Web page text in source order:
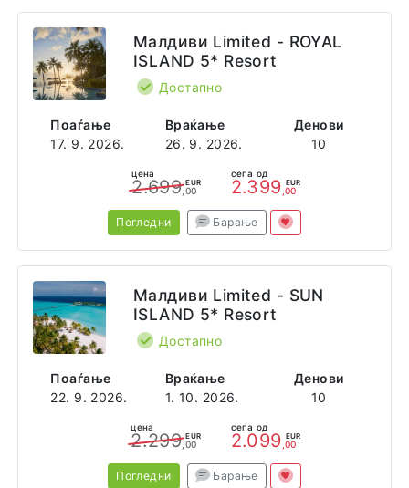
Поаѓање
17. 9. 2026.
Враќање
26. 9. 2026.
Денови
10
Малдиви Limited - ROYAL
ISLAND 5* Resort
Достапно
цена
2.699 EUR
,00
сега од
2.399 EUR
,00
Погледни Барање
Поаѓање
22. 9. 2026.
Враќање
1. 10. 2026.
Денови
10
Малдиви Limited - SUN
ISLAND 5* Resort
Достапно
цена
2.299 EUR
,00
сега од
2.099 EUR
,00
Погледни Барање